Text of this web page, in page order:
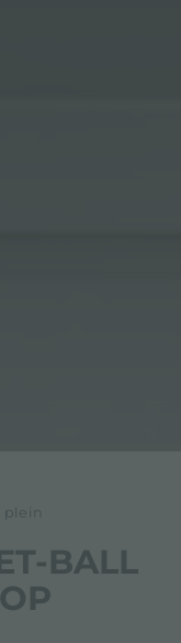
plein
BALL